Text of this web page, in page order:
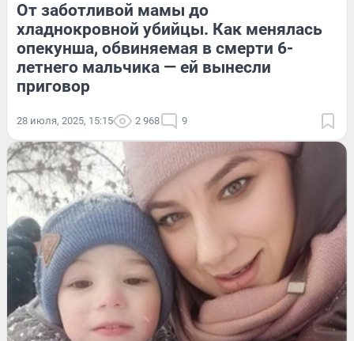
От заботливой мамы до
хладнокровной убийцы. Как менялась
опекунша, обвиняемая в смерти 6-
летнего мальчика — ей вынесли
приговор
28 июля, 2025, 15:15 2 968 9